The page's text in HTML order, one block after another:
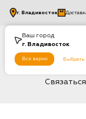
Ваш город
г. Владивосток
Все верно Выбрать
г. Владивосток